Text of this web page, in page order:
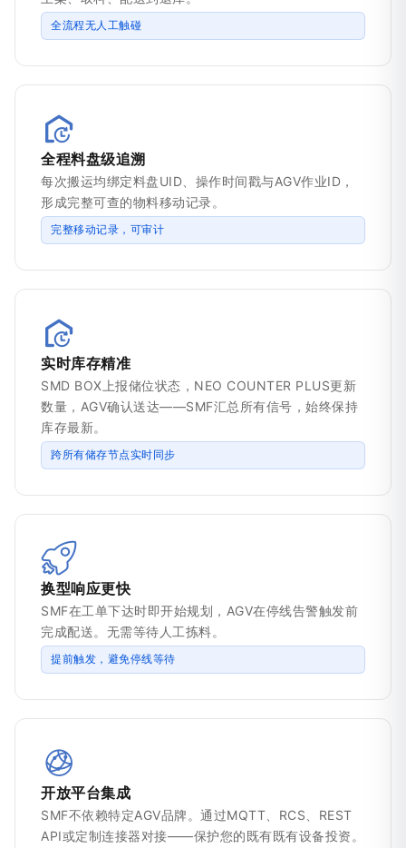
全流程无人工触碰
全程料盘级追溯
每次搬运均绑定料盘UID、操作时间戳与AGV作业ID，
形成完整可查的物料移动记录。
完整移动记录，可审计
实时库存精准
SMD BOX上报储位状态，NEO COUNTER PLUS更新
数量，AGV确认送达——SMF汇总所有信号，始终保持
库存最新。
跨所有储存节点实时同步
换型响应更快
SMF在工单下达时即开始规划，AGV在停线告警触发前
完成配送。无需等待人工拣料。
提前触发，避免停线等待
开放平台集成
SMF不依赖特定AGV品牌。通过MQTT、RCS、REST
API或定制连接器对接——保护您的既有既有设备投资。